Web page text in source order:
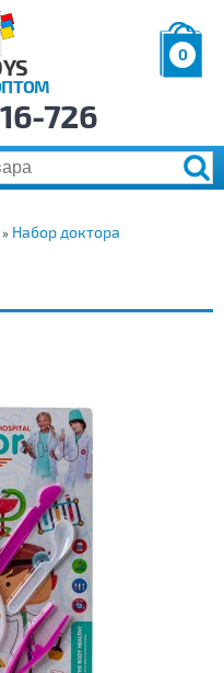
0
р.
726
» Набор доктора